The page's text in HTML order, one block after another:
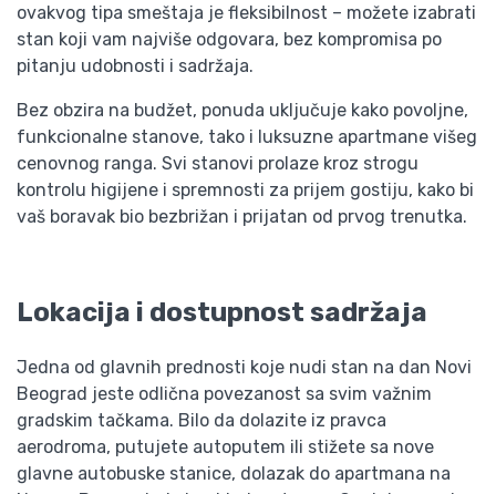
ovakvog tipa smeštaja je fleksibilnost – možete izabrati
stan koji vam najviše odgovara, bez kompromisa po
pitanju udobnosti i sadržaja.
Bez obzira na budžet, ponuda uključuje kako povoljne,
funkcionalne stanove, tako i luksuzne apartmane višeg
cenovnog ranga. Svi stanovi prolaze kroz strogu
kontrolu higijene i spremnosti za prijem gostiju, kako bi
vaš boravak bio bezbrižan i prijatan od prvog trenutka.
Lokacija i dostupnost sadržaja
Jedna od glavnih prednosti koje nudi stan na dan Novi
Beograd jeste odlična povezanost sa svim važnim
gradskim tačkama. Bilo da dolazite iz pravca
aerodroma, putujete autoputem ili stižete sa nove
glavne autobuske stanice, dolazak do apartmana na